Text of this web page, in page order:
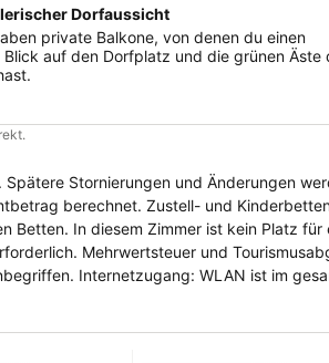
Dorfaussicht
private Balkone, von denen du einen
auf den Dorfplatz und die grünen Äste
Stornierungen und Änderungen
berechnet. Zustell- und
Betten. In diesem Zimmer ist kein Platz für
Mehrwertsteuer und
Internetzugang: WLAN ist im
Parkplätze stehen kostenfrei am